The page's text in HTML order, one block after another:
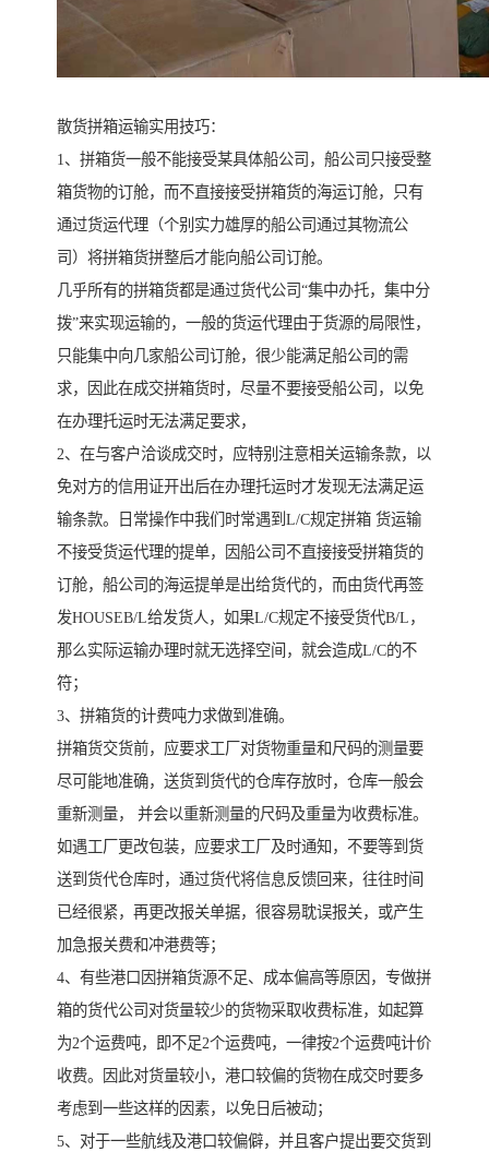
散货拼箱运输实用技巧：
1、拼箱货一般不能接受某具体船公司，船公司只接受整
箱货物的订舱，而不直接接受拼箱货的海运订舱，只有
通过货运代理（个别实力雄厚的船公司通过其物流公
司）将拼箱货拼整后才能向船公司订舱。
几乎所有的拼箱货都是通过货代公司“集中办托，集中分
拨”来实现运输的，一般的货运代理由于货源的局限性，
只能集中向几家船公司订舱，很少能满足船公司的需
求，因此在成交拼箱货时，尽量不要接受船公司，以免
在办理托运时无法满足要求，
2、在与客户洽谈成交时，应特别注意相关运输条款，以
免对方的信用证开出后在办理托运时才发现无法满足运
输条款。日常操作中我们时常遇到L/C规定拼箱 货运输
不接受货运代理的提单，因船公司不直接接受拼箱货的
订舱，船公司的海运提单是出给货代的，而由货代再签
发HOUSEB/L给发货人，如果L/C规定不接受货代B/L，
那么实际运输办理时就无选择空间，就会造成L/C的不
符；
3、拼箱货的计费吨力求做到准确。
拼箱货交货前，应要求工厂对货物重量和尺码的测量要
尽可能地准确，送货到货代的仓库存放时，仓库一般会
重新测量， 并会以重新测量的尺码及重量为收费标准。
如遇工厂更改包装，应要求工厂及时通知，不要等到货
送到货代仓库时，通过货代将信息反馈回来，往往时间
已经很紧，再更改报关单据，很容易耽误报关，或产生
加急报关费和冲港费等；
4、有些港口因拼箱货源不足、成本偏高等原因，专做拼
箱的货代公司对货量较少的货物采取收费标准，如起算
为2个运费吨，即不足2个运费吨，一律按2个运费吨计价
收费。因此对货量较小，港口较偏的货物在成交时要多
考虑到一些这样的因素，以免日后被动；
5、对于一些航线及港口较偏僻，并且客户提出要交货到